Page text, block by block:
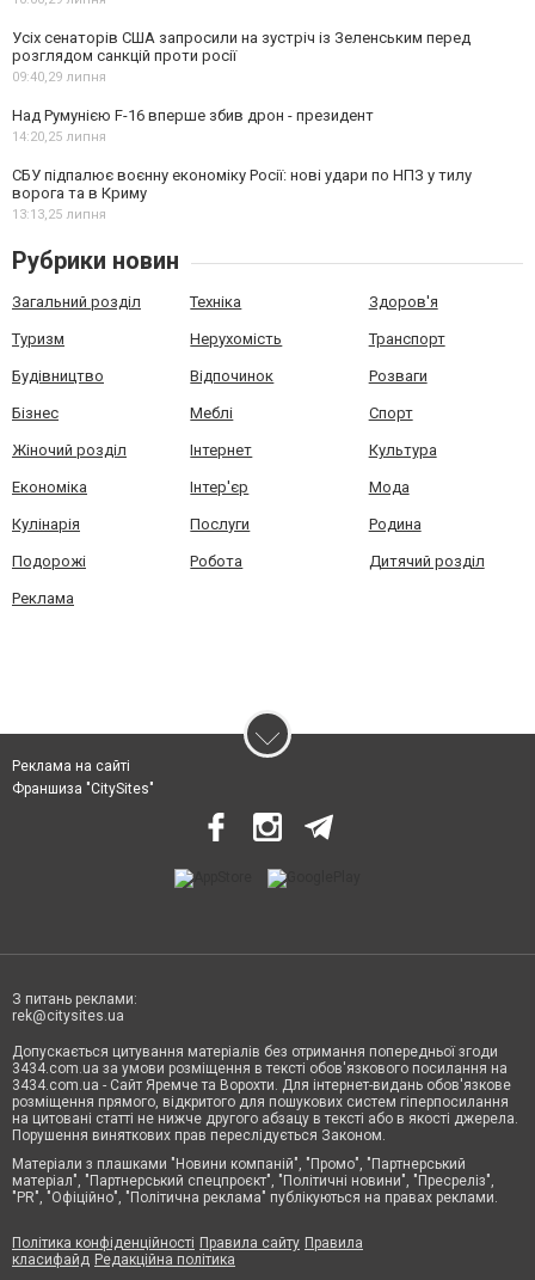
Усіх сенаторів США запросили на зустріч із Зеленським перед
розглядом санкцій проти росії
09:40,29 липня
Над Румунією F-16 вперше збив дрон - президент
14:20,25 липня
СБУ підпалює воєнну економіку Росії: нові удари по НПЗ у тилу
ворога та в Криму
13:13,25 липня
Рубрики новин
Загальний розділ Техніка Здоров'я
Туризм Нерухомість Транспорт
Будівництво Відпочинок Розваги
Бізнес Меблі Спорт
Жіночий розділ Інтернет Культура
Економіка Інтер'єр Мода
Кулінарія Послуги Родина
Подорожі Робота Дитячий розділ
Реклама
Реклама на сайті
Франшиза "CitySites"
З питань реклами:
rek@citysites.ua
Допускається цитування матеріалів без отримання попередньої згоди
3434.com.ua за умови розміщення в тексті обов'язкового посилання на
3434.com.ua - Сайт Яремче та Ворохти. Для інтернет-видань обов'язкове
розміщення прямого, відкритого для пошукових систем гіперпосилання
на цитовані статті не нижче другого абзацу в тексті або в якості джерела.
Порушення виняткових прав переслідується Законом.
Матеріали з плашками "Новини компаній", "Промо", "Партнерський
матеріал", "Партнерський спецпроєкт", "Політичні новини", "Пресреліз",
"PR", "Офіційно", "Політична реклама" публікуються на правах реклами.
Політика конфіденційності Правила сайту Правила
класифайд Редакційна політика